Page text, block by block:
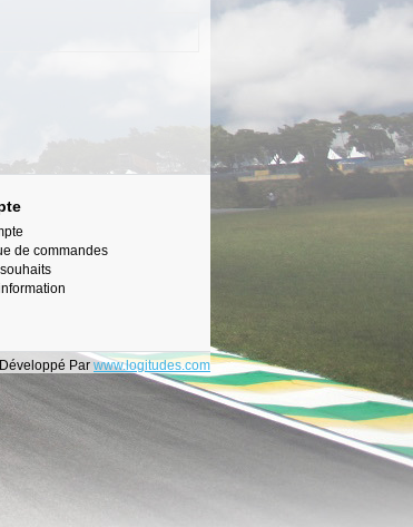
de commandes
Par www.logitudes.com